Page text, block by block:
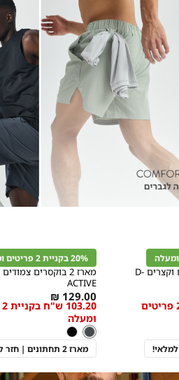
מארז 2 בוקסרים צמודים וקצרים D-
103.20 ש"ח בקניית 2 פריטים
Color
פחם
הוספה
לסל
20% בקניית 2 פריטים ומעלה
ACTIVE
As
low
as
129.00 ₪
ומעלה
צבע
פחם
פחםשחור
מארז 2 תחתונים | חזר למלאי!